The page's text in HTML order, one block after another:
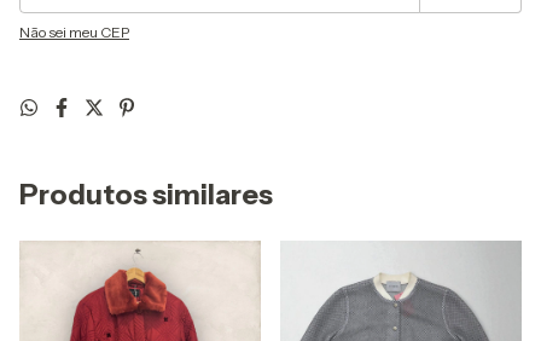
Não sei meu CEP
Produtos similares